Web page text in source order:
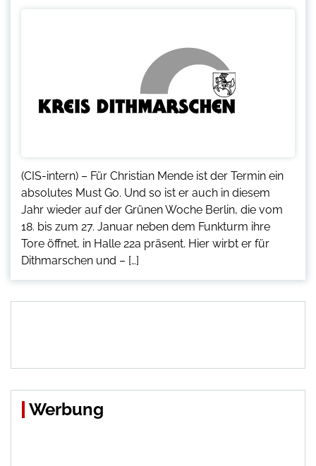
(CIS-intern) – Für Christian Mende ist der Termin ein
absolutes Must Go. Und so ist er auch in diesem
Jahr wieder auf der Grünen Woche Berlin, die vom
18. bis zum 27. Januar neben dem Funkturm ihre
Tore öffnet, in Halle 22a präsent. Hier wirbt er für
Dithmarschen und – […]
Werbung